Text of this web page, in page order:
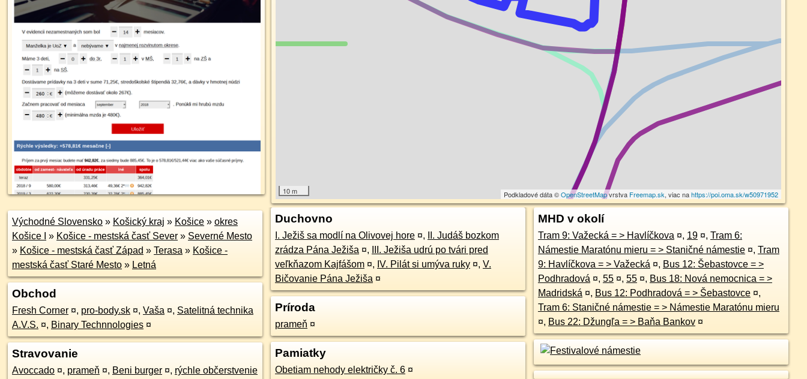
10 m Podkladové dáta ©OpenStreetMapvrstva Freemap.sk, viac nahttps://poi.oma.sk/w50971952
Východné Slovensko » Košický kraj » Košice » okres
Košice I
» Košice - mestská časť Sever » Severné Mesto
» Košice - mestská časť Západ » Terasa » Košice -
mestská časť Staré Mesto » Letná
Obchod
Fresh Corner ¤, pro-body.sk ¤, Vaša ¤, Satelitná technika
A.V.S. ¤, Binary Technnologies ¤
Stravovanie
Avoccado ¤, prameň ¤, Beni burger ¤, rýchle občerstvenie
Duchovno
I. Ježiš sa modlí na Olivovej hore ¤,
II. Judáš bozkom
zrádza Pána Ježiša ¤,
III. Ježiša udrú po tvári pred
veľkňazom Kajfášom ¤, IV. Pilát si umýva ruky ¤, V.
Bičovanie Pána Ježiša ¤
Príroda
prameň ¤
Pamiatky
Obetiam nehody električky č. 6 ¤
MHD v okolí
Tram 9: Važecká = > Havlíčkova ¤, 19 ¤, Tram 6:
Námestie Maratónu mieru = > Staničné námestie ¤, Tram
9: Havlíčkova = > Važecká ¤, Bus 12: Šebastovce = >
Podhradová ¤, 55 ¤, 55 ¤, Bus 18: Nová nemocnica = >
Madridská ¤, Bus 12: Podhradová = > Šebastovce ¤,
Tram 6: Staničné námestie = > Námestie Maratónu mieru
¤, Bus 22: Džungľa = > Baňa Bankov ¤